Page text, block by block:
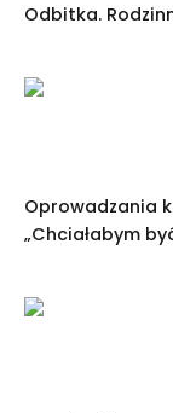
Odbitka.
Oprowadzania
„Chciałabym